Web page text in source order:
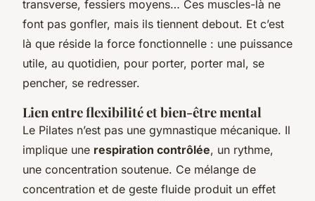
transverse, fessiers moyens… Ces muscles-là ne
font pas gonfler, mais ils tiennent debout. Et c’est
là que réside la force fonctionnelle : une puissance
utile, au quotidien, pour porter, porter mal, se
pencher, se redresser.
Lien entre flexibilité et bien-être mental
Le Pilates n’est pas une gymnastique mécanique. Il
implique une respiration contrôlée, un rythme,
une concentration soutenue. Ce mélange de
concentration et de geste fluide produit un effet